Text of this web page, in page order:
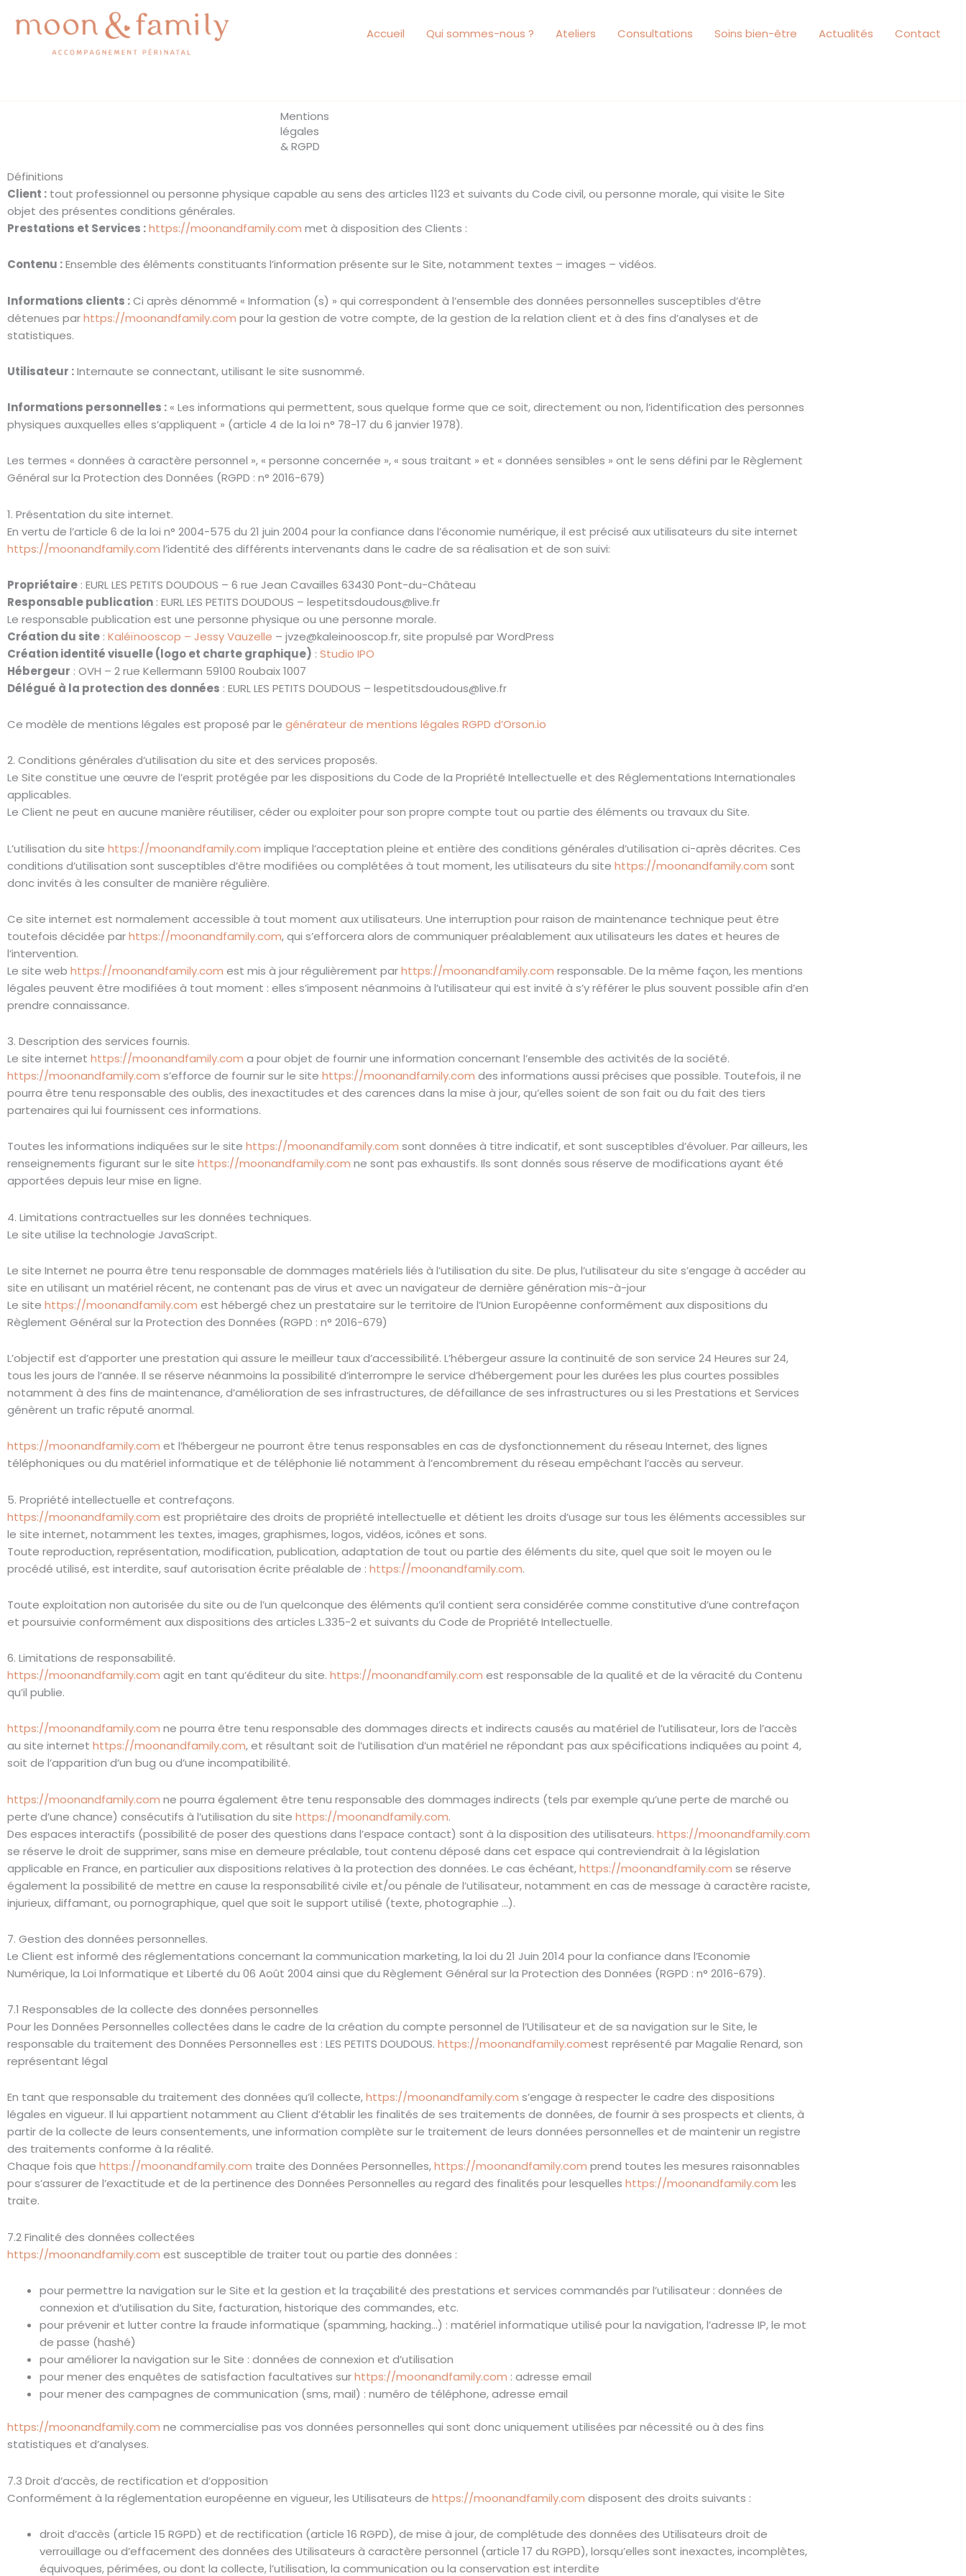
Accueil Qui sommes-nous ? Ateliers Consultations Soins bien-être Actualités Contact
Mentions
légales
& RGPD
Définitions
Client : tout professionnel ou personne physique capable au sens des articles 1123 et suivants du Code civil, ou personne morale, qui visite le Site
objet des présentes conditions générales.
Prestations et Services :https://moonandfamily.com met à disposition des Clients :
Contenu :Ensemble des éléments constituants l’information présente sur le Site, notamment textes – images – vidéos.
Informations clients :Ci après dénommé « Information (s) » qui correspondent à l’ensemble des données personnelles susceptibles d’être
détenues parhttps://moonandfamily.com pour la gestion de votre compte, de la gestion de la relation client et à des fins d’analyses et de
statistiques.
Utilisateur :Internaute se connectant, utilisant le site susnommé.
Informations personnelles : « Les informations qui permettent, sous quelque forme que ce soit, directement ou non, l’identification des personnes
physiques auxquelles elles s’appliquent » (article 4 de la loi n° 78-17 du 6 janvier 1978).
Les termes « données à caractère personnel », « personne concernée », « sous traitant » et « données sensibles » ont le sens défini par le Règlement
Général sur la Protection des Données (RGPD : n° 2016-679)
1. Présentation du site internet.
En vertu de l’article 6 de la loi n° 2004-575 du 21 juin 2004 pour la confiance dans l’économie numérique, il est précisé aux utilisateurs du site internet
https://moonandfamily.com l’identité des différents intervenants dans le cadre de sa réalisation et de son suivi:
Propriétaire : EURL LES PETITS DOUDOUS – 6 rue Jean Cavailles 63430 Pont-du-Château
Responsable publication : EURL LES PETITS DOUDOUS – lespetitsdoudous@live.fr
Le responsable publication est une personne physique ou une personne morale.
Création du site : Kaléïnooscop – Jessy Vauzelle – jvze@kaleinooscop.fr, site propulsé par WordPress
Création identité visuelle (logo et charte graphique) : Studio IPO
Hébergeur : OVH – 2 rue Kellermann 59100 Roubaix 1007
Délégué à la protection des données : EURL LES PETITS DOUDOUS – lespetitsdoudous@live.fr
Ce modèle de mentions légales est proposé par le générateur de mentions légales RGPD d’Orson.io
2. Conditions générales d’utilisation du site et des services proposés.
Le Site constitue une œuvre de l’esprit protégée par les dispositions du Code de la Propriété Intellectuelle et des Réglementations Internationales
applicables.
Le Client ne peut en aucune manière réutiliser, céder ou exploiter pour son propre compte tout ou partie des éléments ou travaux du Site.
L’utilisation du site https://moonandfamily.com implique l’acceptation pleine et entière des conditions générales d’utilisation ci-après décrites. Ces
conditions d’utilisation sont susceptibles d’être modifiées ou complétées à tout moment, les utilisateurs du site https://moonandfamily.com sont
donc invités à les consulter de manière régulière.
Ce site internet est normalement accessible à tout moment aux utilisateurs. Une interruption pour raison de maintenance technique peut être
toutefois décidée parhttps://moonandfamily.com, qui s’efforcera alors de communiquer préalablement aux utilisateurs les dates et heures de
l’intervention.
Le site web https://moonandfamily.com est mis à jour régulièrement parhttps://moonandfamily.com responsable. De la même façon, les mentions
légales peuvent être modifiées à tout moment : elles s’imposent néanmoins à l’utilisateur qui est invité à s’y référer le plus souvent possible afin d’en
prendre connaissance.
3. Description des services fournis.
Le site internet https://moonandfamily.com a pour objet de fournir une information concernant l’ensemble des activités de la société.
https://moonandfamily.com s’efforce de fournir sur le site https://moonandfamily.com des informations aussi précises que possible. Toutefois, il ne
pourra être tenu responsable des oublis, des inexactitudes et des carences dans la mise à jour, qu’elles soient de son fait ou du fait des tiers
partenaires qui lui fournissent ces informations.
Toutes les informations indiquées sur le site https://moonandfamily.com sont données à titre indicatif, et sont susceptibles d’évoluer. Par ailleurs, les
renseignements figurant sur le site https://moonandfamily.com ne sont pas exhaustifs. Ils sont donnés sous réserve de modifications ayant été
apportées depuis leur mise en ligne.
4. Limitations contractuelles sur les données techniques.
Le site utilise la technologie JavaScript.
Le site Internet ne pourra être tenu responsable de dommages matériels liés à l’utilisation du site. De plus, l’utilisateur du site s’engage à accéder au
site en utilisant un matériel récent, ne contenant pas de virus et avec un navigateur de dernière génération mis-à-jour
Le site https://moonandfamily.com est hébergé chez un prestataire sur le territoire de l’Union Européenne conformément aux dispositions du
Règlement Général sur la Protection des Données (RGPD : n° 2016-679)
L’objectif est d’apporter une prestation qui assure le meilleur taux d’accessibilité. L’hébergeur assure la continuité de son service 24 Heures sur 24,
tous les jours de l’année. Il se réserve néanmoins la possibilité d’interrompre le service d’hébergement pour les durées les plus courtes possibles
notamment à des fins de maintenance, d’amélioration de ses infrastructures, de défaillance de ses infrastructures ou si les Prestations et Services
génèrent un trafic réputé anormal.
https://moonandfamily.com et l’hébergeur ne pourront être tenus responsables en cas de dysfonctionnement du réseau Internet, des lignes
téléphoniques ou du matériel informatique et de téléphonie lié notamment à l’encombrement du réseau empêchant l’accès au serveur.
5. Propriété intellectuelle et contrefaçons.
https://moonandfamily.com est propriétaire des droits de propriété intellectuelle et détient les droits d’usage sur tous les éléments accessibles sur
le site internet, notamment les textes, images, graphismes, logos, vidéos, icônes et sons.
Toute reproduction, représentation, modification, publication, adaptation de tout ou partie des éléments du site, quel que soit le moyen ou le
procédé utilisé, est interdite, sauf autorisation écrite préalable de : https://moonandfamily.com.
Toute exploitation non autorisée du site ou de l’un quelconque des éléments qu’il contient sera considérée comme constitutive d’une contrefaçon
et poursuivie conformément aux dispositions des articles L.335-2 et suivants du Code de Propriété Intellectuelle.
6. Limitations de responsabilité.
https://moonandfamily.com agit en tant qu’éditeur du site. https://moonandfamily.com est responsable de la qualité et de la véracité du Contenu
qu’il publie.
https://moonandfamily.com ne pourra être tenu responsable des dommages directs et indirects causés au matériel de l’utilisateur, lors de l’accès
au site internet https://moonandfamily.com, et résultant soit de l’utilisation d’un matériel ne répondant pas aux spécifications indiquées au point 4,
soit de l’apparition d’un bug ou d’une incompatibilité.
https://moonandfamily.com ne pourra également être tenu responsable des dommages indirects (tels par exemple qu’une perte de marché ou
perte d’une chance) consécutifs à l’utilisation du site https://moonandfamily.com.
Des espaces interactifs (possibilité de poser des questions dans l’espace contact) sont à la disposition des utilisateurs. https://moonandfamily.com
se réserve le droit de supprimer, sans mise en demeure préalable, tout contenu déposé dans cet espace qui contreviendrait à la législation
applicable en France, en particulier aux dispositions relatives à la protection des données. Le cas échéant,https://moonandfamily.com se réserve
également la possibilité de mettre en cause la responsabilité civile et/ou pénale de l’utilisateur, notamment en cas de message à caractère raciste,
injurieux, diffamant, ou pornographique, quel que soit le support utilisé (texte, photographie …).
7. Gestion des données personnelles.
Le Client est informé des réglementations concernant la communication marketing, la loi du 21 Juin 2014 pour la confiance dans l’Economie
Numérique, la Loi Informatique et Liberté du 06 Août 2004 ainsi que du Règlement Général sur la Protection des Données (RGPD : n° 2016-679).
7.1 Responsables de la collecte des données personnelles
Pour les Données Personnelles collectées dans le cadre de la création du compte personnel de l’Utilisateur et de sa navigation sur le Site, le
responsable du traitement des Données Personnelles est : LES PETITS DOUDOUS. https://moonandfamily.comest représenté par Magalie Renard, son
représentant légal
En tant que responsable du traitement des données qu’il collecte,https://moonandfamily.com s’engage à respecter le cadre des dispositions
légales en vigueur. Il lui appartient notamment au Client d’établir les finalités de ses traitements de données, de fournir à ses prospects et clients, à
partir de la collecte de leurs consentements, une information complète sur le traitement de leurs données personnelles et de maintenir un registre
des traitements conforme à la réalité.
Chaque fois que https://moonandfamily.com traite des Données Personnelles,https://moonandfamily.com prend toutes les mesures raisonnables
pour s’assurer de l’exactitude et de la pertinence des Données Personnelles au regard des finalités pour lesquelles https://moonandfamily.com les
traite.
7.2 Finalité des données collectées
https://moonandfamily.com est susceptible de traiter tout ou partie des données :
pour permettre la navigation sur le Site et la gestion et la traçabilité des prestations et services commandés par l’utilisateur : données de
connexion et d’utilisation du Site, facturation, historique des commandes, etc.
pour prévenir et lutter contre la fraude informatique (spamming, hacking…) : matériel informatique utilisé pour la navigation, l’adresse IP, le mot
de passe (hashé)
pour améliorer la navigation sur le Site : données de connexion et d’utilisation
pour mener des enquêtes de satisfaction facultatives surhttps://moonandfamily.com : adresse email
pour mener des campagnes de communication (sms, mail) : numéro de téléphone, adresse email
https://moonandfamily.com ne commercialise pas vos données personnelles qui sont donc uniquement utilisées par nécessité ou à des fins
statistiques et d’analyses.
7.3 Droit d’accès, de rectification et d’opposition
Conformément à la réglementation européenne en vigueur, les Utilisateurs de https://moonandfamily.com disposent des droits suivants :
droit d’accès (article 15 RGPD) et de rectification (article 16 RGPD), de mise à jour, de complétude des données des Utilisateurs droit de
verrouillage ou d’effacement des données des Utilisateurs à caractère personnel (article 17 du RGPD), lorsqu’elles sont inexactes, incomplètes,
équivoques, périmées, ou dont la collecte, l’utilisation, la communication ou la conservation est interdite